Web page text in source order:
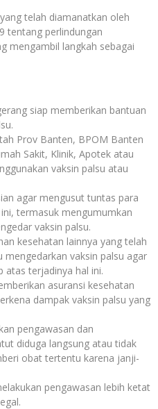
telah diamanatkan oleh
tentang perlindungan
mengambil langkah sebagai
siap memberikan bantuan
Prov Banten, BPOM Banten
Sakit, Klinik, Apotek atau
vaksin palsu atau
agar mengusut tuntas para
termasuk mengumumkan
vaksin palsu.
kesehatan lainnya yang telah
vaksin palsu agar
atas terjadinya hal ini.
asuransi kesehatan
dampak vaksin palsu yang
pengawasan dan
diduga langsung atau tidak
obat tertentu karena janji-
pengawasan lebih ketat